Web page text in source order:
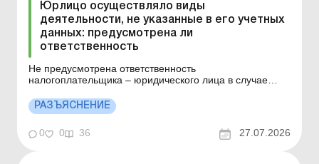
Юрлицо осуществляло виды
деятельности, не указанные в его учетных
данных: предусмотрена ли
ответственность
Не предусмотрена ответственность
налогоплательщика – юридического лица в случае
его учетных данных, кроме тех видов деятельности,
которые требуют специальных разрешений (лицензий).
Подробности см. ниже. Больше по теме: Как основной
вид деятельн...
РАЗЪЯСНЕНИЕ
0 0 36 27.07.2026